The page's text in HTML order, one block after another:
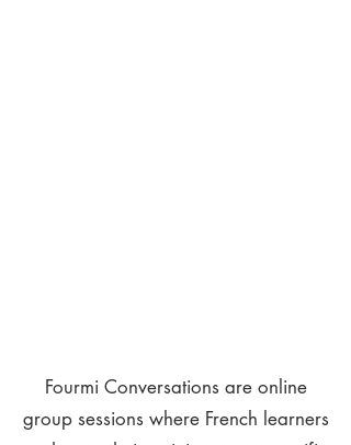
Fourmi Conversations are online
group sessions where French learners